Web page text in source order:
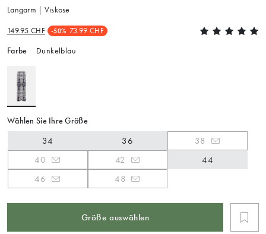
Langarm | Viskose
149.95 CHF -50% 73.99 CHF
Farbe Dunkelblau
Wählen Sie Ihre Größe
34 36
38
40
42
44
46
48
Größe auswählen